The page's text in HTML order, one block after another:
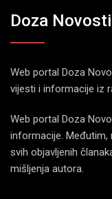
Doza Novosti
Web portal Doza
vijesti i informacije iz
Web portal Doza
informacije.
svih objavljenih
mišljenja autora.